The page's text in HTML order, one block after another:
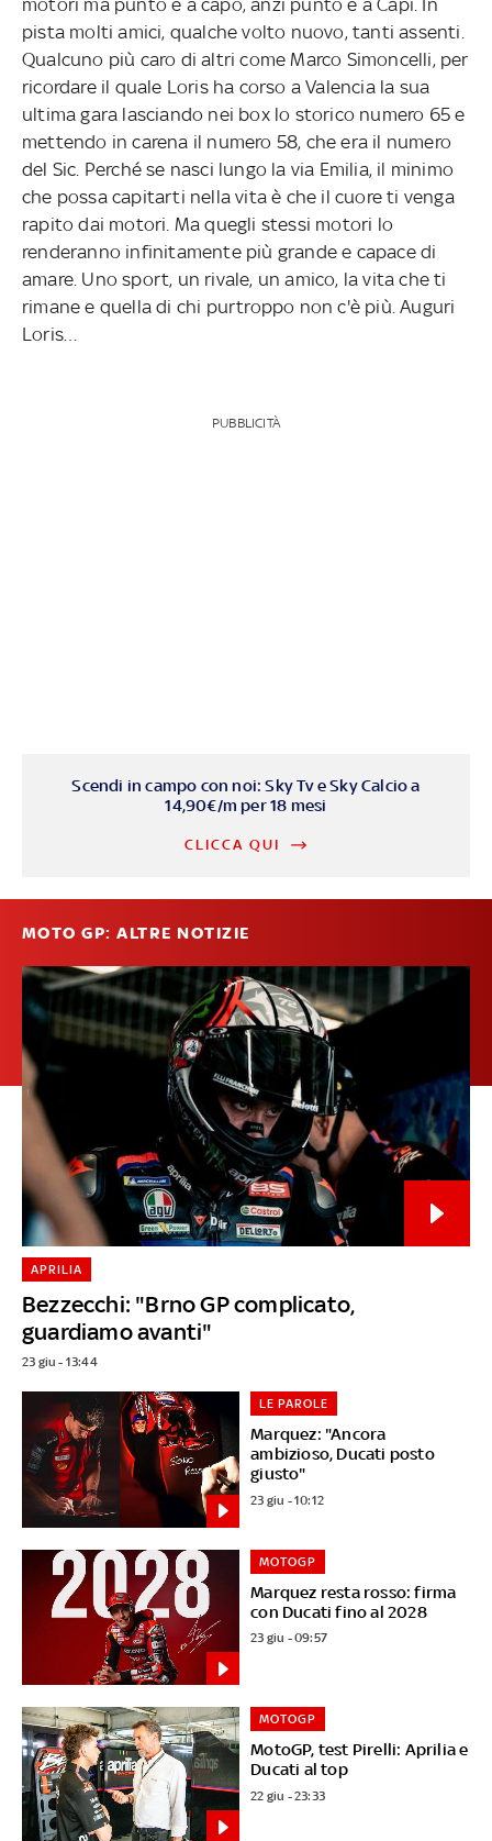
pista molti amici, qualche volto nuovo, tanti assenti.
Qualcuno più caro di altri come Marco Simoncelli, per
ricordare il quale Loris ha corso a Valencia la sua
ultima gara lasciando nei box lo storico numero 65 e
mettendo in carena il numero 58, che era il numero
del Sic. Perché se nasci lungo la via Emilia, il minimo
che possa capitarti nella vita è che il cuore ti venga
rapito dai motori. Ma quegli stessi motori lo
renderanno infinitamente più grande e capace di
amare. Uno sport, un rivale, un amico, la vita che ti
rimane e quella di chi purtroppo non c'è più. Auguri
Loris…
PUBBLICITÀ
Scendi in campo con noi: Sky Tv e Sky Calcio a
14,90€/m per 18 mesi
CLICCA QUI
MOTO GP: ALTRE NOTIZIE
Bezzecchi: "Brno GP complicato,
guardiamo avanti"
APRILIA
23 giu - 13:44
Marquez: "Ancora
ambizioso, Ducati posto
giusto"
LE PAROLE
23 giu - 10:12
Marquez resta rosso: firma
con Ducati fino al 2028
MOTOGP
23 giu - 09:57
MotoGP, test Pirelli: Aprilia e
Ducati al top
MOTOGP
22 giu - 23:33